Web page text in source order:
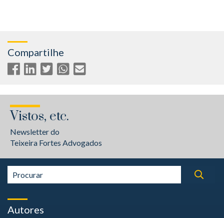
Compartilhe
Vistos, etc.
Newsletter do
Teixeira Fortes Advogados
Autores